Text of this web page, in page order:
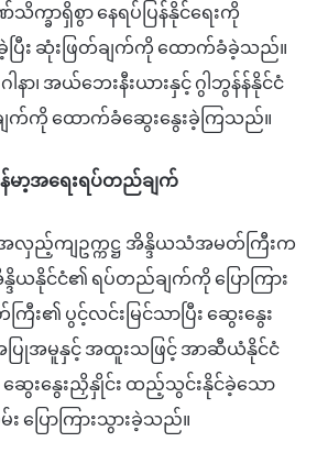
သိက္ခာရှိစွာ နေရပ်ပြန်နိုင်ရေးကို
ပြီး ဆုံးဖြတ်ချက်ကို ထောက်ခံခဲ့သည်။
ါနာ၊ အယ်ဘေးနီးယားနှင့် ဂွါဘွန်န်နိုင်ငံ
က်ကို ထောက်ခံဆွေးနွေးခဲ့ကြသည်။
ာ့အရေးရပ်တည်ချက်
လှည့်ကျဥက္ကဋ္ဌ အိန္ဒိယသံအမတ်ကြီးက
ဒိယနိုင်ငံ၏ ရပ်တည်ချက်ကို ပြောကြား
း၏ ပွင့်လင်းမြင်သာပြီး ဆွေးနွေး
ြုအမူနှင့် အထူးသဖြင့် အာဆီယံနိုင်ငံ
ကို ဆွေးနွေးညှိနှိုင်း ထည့်သွင်းနိုင်ခဲ့သော
း ပြောကြားသွားခဲ့သည်။